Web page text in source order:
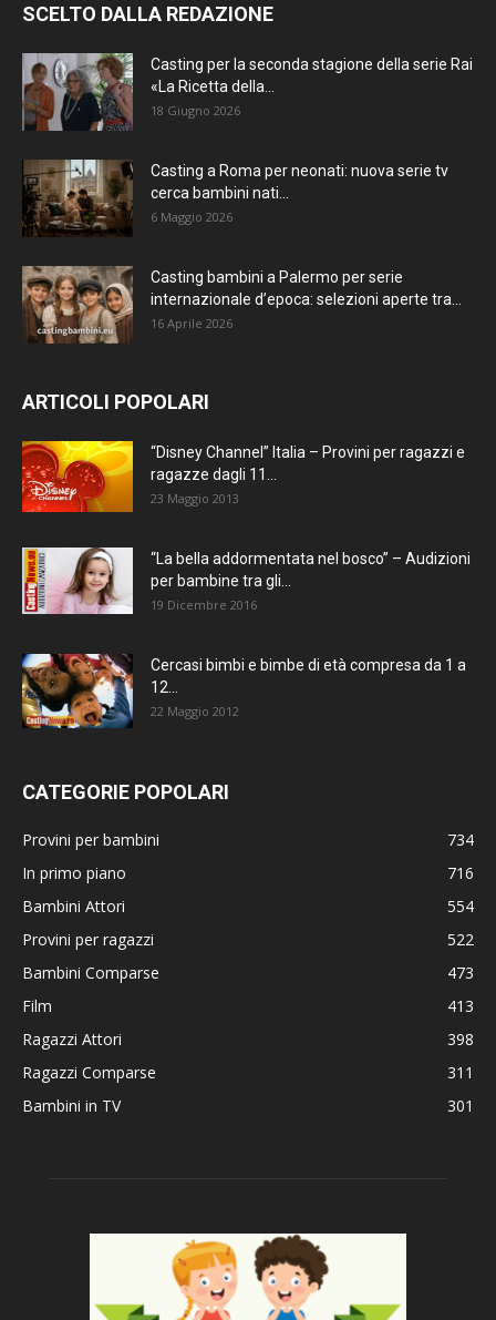
SCELTO DALLA REDAZIONE
Casting per la seconda stagione della serie Rai
«La Ricetta della...
18 Giugno 2026
Casting a Roma per neonati: nuova serie tv
cerca bambini nati...
6 Maggio 2026
Casting bambini a Palermo per serie
internazionale d’epoca: selezioni aperte tra...
16 Aprile 2026
ARTICOLI POPOLARI
“Disney Channel” Italia – Provini per ragazzi e
ragazze dagli 11...
23 Maggio 2013
“La bella addormentata nel bosco” – Audizioni
per bambine tra gli...
19 Dicembre 2016
Cercasi bimbi e bimbe di età compresa da 1 a
12...
22 Maggio 2012
CATEGORIE POPOLARI
Provini per bambini
734
In primo piano
716
Bambini Attori
554
Provini per ragazzi
522
Bambini Comparse
473
Film
413
Ragazzi Attori
398
Ragazzi Comparse
311
Bambini in TV
301